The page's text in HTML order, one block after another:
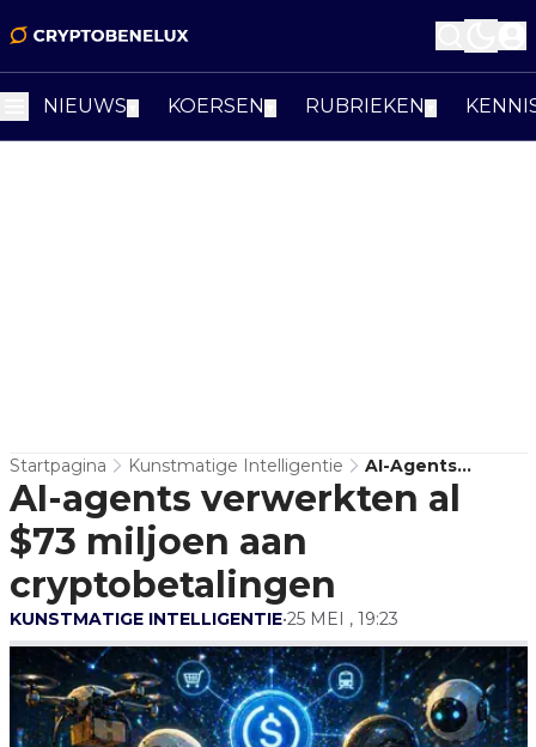
NIEUWS KOERSEN RUBRIEKEN
Startpagina Kunstmatige Intelligentie
AI-Agents
Verwerkten Al
$73 Miljoen Aan
AI-agents verwerkten al
$73 miljoen aan
cryptobetalingen
KUNSTMATIGE INTELLIGENTIE•25 MEI , 19:23